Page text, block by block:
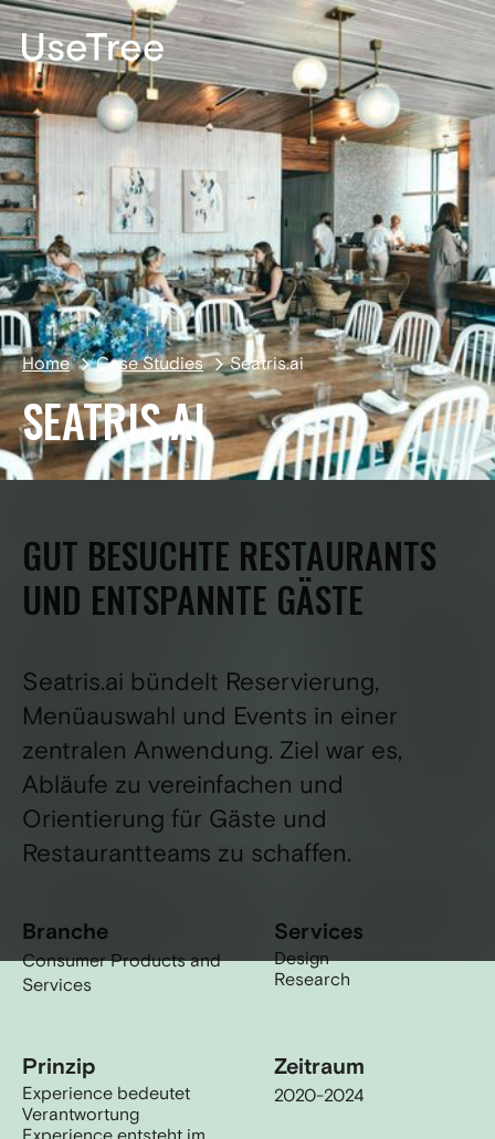
EN
Home Case Studies Seatris.ai
SEATRIS.AI
GUT BESUCHTE RESTAURANTS
UND ENTSPANNTE GÄSTE
Seatris.ai bündelt Reservierung,
Menüauswahl und Events in einer
zentralen Anwendung. Ziel war es,
Abläufe zu vereinfachen und
Orientierung für Gäste und
Restaurantteams zu schaffen.
Branche
Consumer Products and
Services
Services
Design
Research
Prinzip
Experience bedeutet
Verantwortung
Zeitraum
2020-2024